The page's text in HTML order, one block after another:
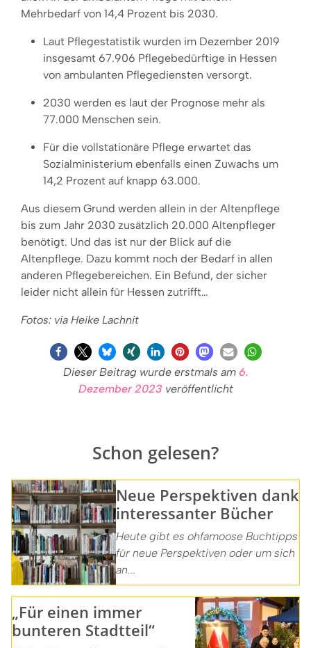
Mehrbedarf von 14,4 Prozent bis 2030.
Laut Pflegestatistik wurden im Dezember 2019
insgesamt 67.906 Pflegebedürftige in Hessen
von ambulanten Pflegediensten versorgt.
2030 werden es laut der Prognose mehr als
77.000 Menschen sein.
Für die vollstationäre Pflege erwartet das
Sozialministerium ebenfalls einen Zuwachs um
14,2 Prozent auf knapp 63.000.
Aus diesem Grund werden allein in der Altenpflege
bis zum Jahr 2030 zusätzlich 20.000 Altenpfleger
benötigt. Und das ist nur der Blick auf die
Altenpflege. Dazu kommt noch der Bedarf in allen
anderen Pflegebereichen. Ein Befund, der sicher
leider nicht allein für Hessen zutrifft…
Fotos: via Heike Lachnit
Dieser Beitrag wurde erstmals am 6.
Dezember 2023veröffentlicht
Schon gelesen?
Neue Perspektiven dank
interessanter Bücher
Heute gibt es ohfamoose Buchtipps
für neue Perspektiven oder um sich
an...
„Für einen immer
bunteren Stadtteil“